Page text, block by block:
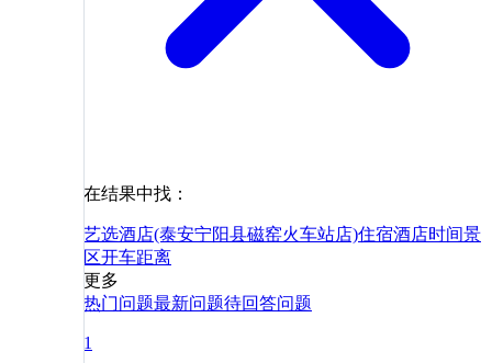
在结果中找：
艺选酒店(泰安宁阳县磁窑火车站店)住宿酒店时间景
区开车距离
更多
热门问题最新问题待回答问题
1